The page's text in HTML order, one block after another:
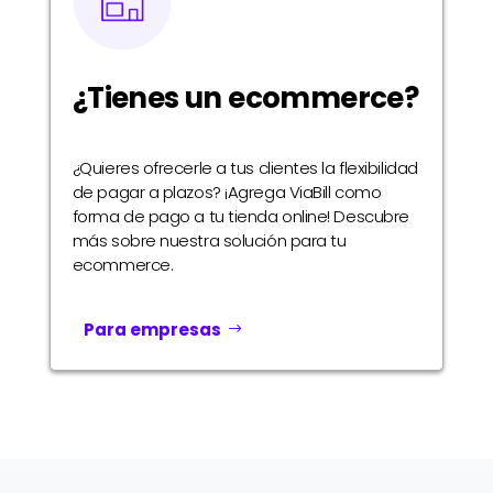
¿Tienes un ecommerce?
¿Quieres ofrecerle a tus clientes la flexibilidad
de pagar a plazos? ¡Agrega ViaBill como
forma de pago a tu tienda online! Descubre
más sobre nuestra solución para tu
ecommerce.
Para empresas